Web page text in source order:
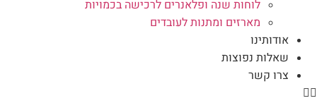
לוחות שנה ופלאנרים לרכישה בכמויות
מארזים ומתנות לעובדים
אודותינו
שאלות נפוצות
צרו קשר